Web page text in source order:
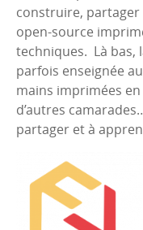
construire,
open-source
techniques. Là bas,
parfois enseignée
mains imprimées
d’autres
partager et à